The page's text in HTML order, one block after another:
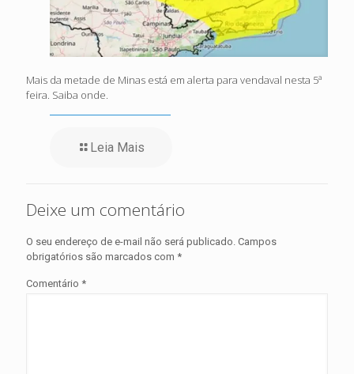
Mais da metade de Minas está em alerta para vendaval nesta 5ª
feira. Saiba onde.
Leia Mais
Deixe um comentário
O seu endereço de e-mail não será publicado. Campos
obrigatórios são marcados com *
Comentário *